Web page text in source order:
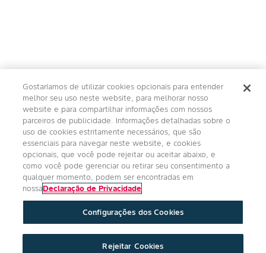
Gostaríamos de utilizar cookies opcionais para entender
melhor seu uso neste website, para melhorar nosso
website e para compartilhar informações com nossos
parceiros de publicidade. Informações detalhadas sobre o
uso de cookies estritamente necessários, que são
essenciais para navegar neste website, e cookies
opcionais, que você pode rejeitar ou aceitar abaixo, e
como você pode gerenciar ou retirar seu consentimento a
qualquer momento, podem ser encontradas em
nossaDeclaração de Privacidade
Configurações dos Cookies
Rejeitar Cookies